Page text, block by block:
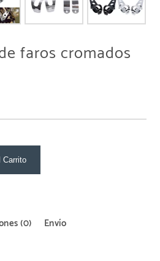
faros cromados
Carrito
(0) Envío